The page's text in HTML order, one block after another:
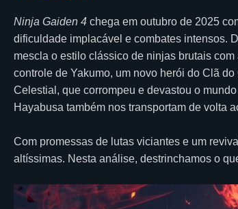
Ninja Gaiden 4 chega em outubro de 2025
dificuldade implacável e combates intensos.
mescla o estilo clássico de ninjas brutais
controle de Yakumo, um novo herói do Clã
Celestial, que corrompeu e devastou o
Hayabusa também nos transportam de volta
Com promessas de lutas viciantes e um
altíssimas. Nesta análise, destrinchamos o